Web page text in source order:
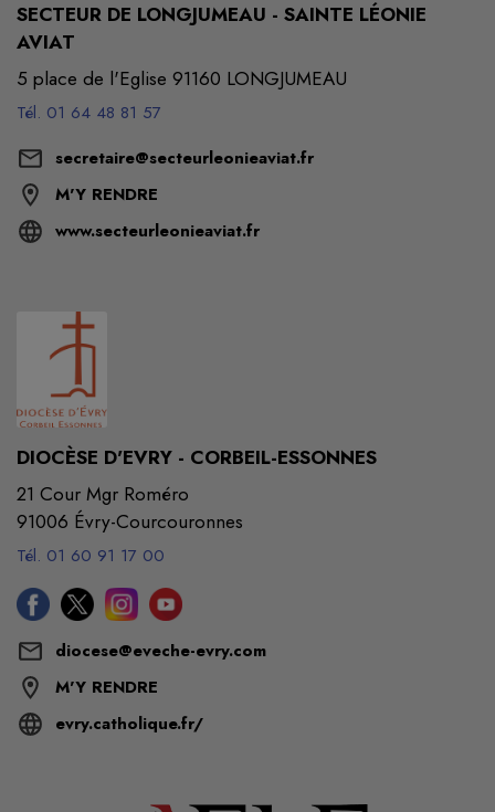
SECTEUR DE LONGJUMEAU - SAINTE LÉONIE
AVIAT
5 place de l'Eglise 91160 LONGJUMEAU
Tél. 01 64 48 81 57
secretaire@secteurleonieaviat.fr
M'Y RENDRE
www.secteurleonieaviat.fr
DIOCÈSE D'EVRY - CORBEIL-ESSONNES
21 Cour Mgr Roméro
91006 Évry-Courcouronnes
Tél. 01 60 91 17 00
diocese@eveche-evry.com
M'Y RENDRE
evry.catholique.fr/